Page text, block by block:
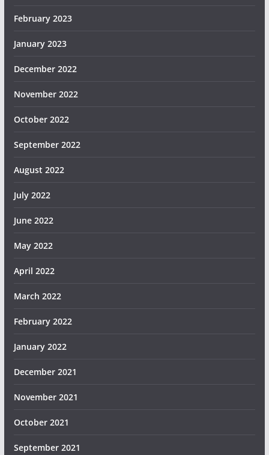
February 2023
January 2023
December 2022
November 2022
October 2022
September 2022
August 2022
July 2022
June 2022
May 2022
April 2022
March 2022
February 2022
January 2022
December 2021
November 2021
October 2021
September 2021